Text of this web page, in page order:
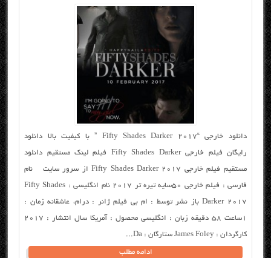
دانلود خارجی “Fifty Shades Darker 2017 ” با کیفیت بالا دانلود
رایگان فیلم خارجی Fifty Shades Darker فیلم لینک مستقیم دانلود
مستقیم فیلم خارجی Fifty Shades Darker 2017 از سرور سایت نام
فارسی : فیلم خارجی ۵۰سایه تیره تر ۲۰۱۷ نام انگلیسی : Fifty Shades
Darker 2017 باز نشر توسط : ام بی فیلم ژانر : درام، عاشقانه زمان :
۱ساعت ۵۸ دقیقه زبان : انگلیسی محصول : آمریکا سال انتشار : ۲۰۱۷
کارگردان : James Foley ستارگان : Da...
ادامه مطلب